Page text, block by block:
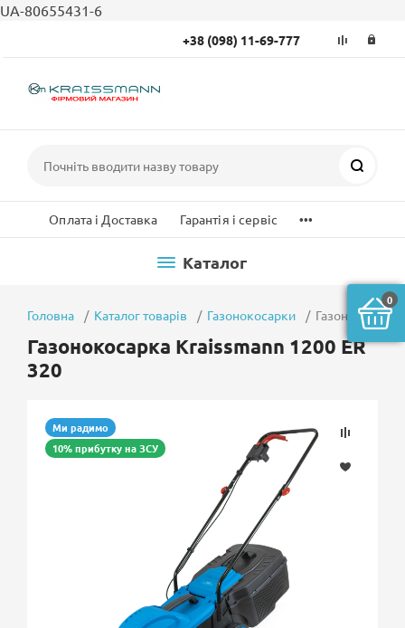
UA-80655431-6
+38 (098) 11-69-777
Оплата і Доставка Гарантія і сервіс ...
Каталог
Головна Каталог товарів Газонокосарки
Газонокосарка Kraissmann 1200 ER
320
Ми радимо
10% прибутку на ЗСУ
0